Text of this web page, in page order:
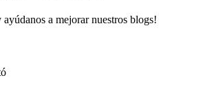
a mejorar nuestros blogs!